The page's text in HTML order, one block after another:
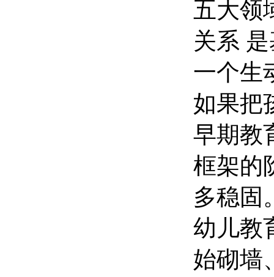
五大领
关系
一个生
如果把
早期教
框架的
多稳固
幼儿教
始砌墙